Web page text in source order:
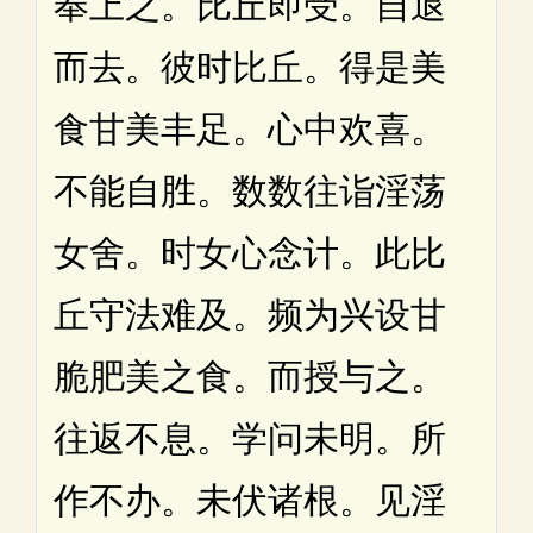
而去。彼时比丘。得是美
食甘美丰足。心中欢喜。
不能自胜。数数往诣淫荡
女舍。时女心念计。此比
丘守法难及。频为兴设甘
脆肥美之食。而授与之。
往返不息。学问未明。所
作不办。未伏诸根。见淫